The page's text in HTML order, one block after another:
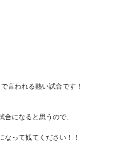
言われる熱い試合です！
合になると思うので、
なって観てください！！